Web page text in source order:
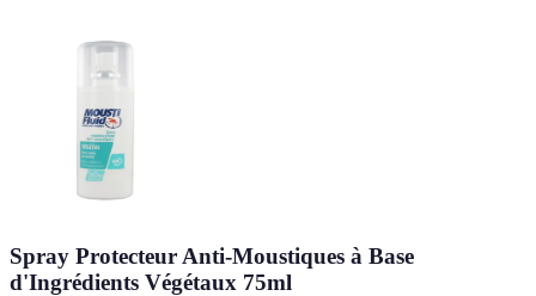
Spray Protecteur Anti-Moustiques à Base
d'Ingrédients Végétaux 75ml